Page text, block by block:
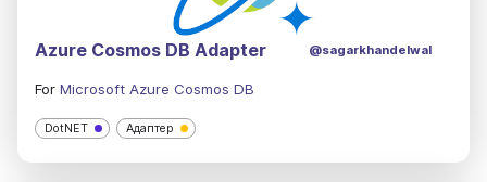
Azure Cosmos DB Adapter @sagarkhandelwal
For Microsoft Azure Cosmos DB
DotNET Адаптер